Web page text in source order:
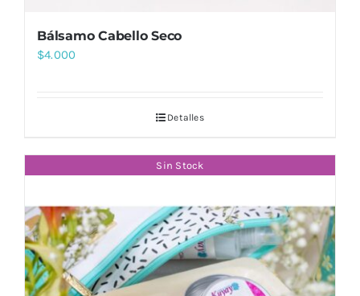
Bálsamo Cabello Seco
$4.000
Detalles
Sin Stock